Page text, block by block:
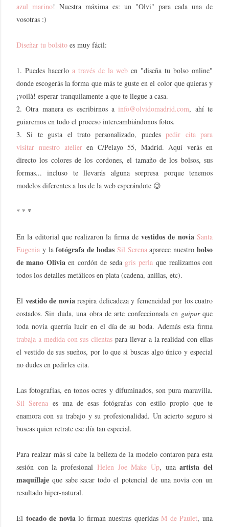
azul marino! Nuestra máxima es: un "Olvi" para cada una de
vosotras :)
Diseñar tu bolsito es muy fácil:
1. Puedes hacerlo a través de la web en "diseña tu bolso online"
donde escogerás la forma que más te guste en el color que quieras y
¡voilà! esperar tranquilamente a que te llegue a casa.
2. Otra manera es escribirnos a info@olvidomadrid.com, ahí te
guiaremos en todo el proceso intercambiándonos fotos.
3. Si te gusta el trato personalizado, puedespedir cita para
visitar nuestro atelieren C/Pelayo 55, Madrid. Aquí verás en
directo los colores de los cordones, el tamaño de los bolsos, sus
formas... incluso te llevarás alguna sorpresa porque tenemos
modelos diferentes a los de la web esperándote 😉
* * *
En la editorial que realizaron la firma devestidos de novia Santa
Eugenia y lafotógrafa de bodas Sil Serenaaparece nuestrobolso
de mano Oliviaen cordón de seda gris perlaque realizamos con
todos los detalles metálicos en plata (cadena, anillas, etc).
El vestido de noviarespira delicadeza y femeneidad por los cuatro
costados. Sin duda, una obra de arte confeccionada en guipurque
toda novia querría lucir en el día de su boda. Además esta firma
trabaja a medida con sus clientas para llevar a la realidad con ellas
el vestido de sus sueños, por lo que si buscas algo único y especial
no dudes en pedirles cita.
Las fotografías, en tonos ocres y difuminados, son pura maravilla.
Sil Serena es una de esas fotógrafas con estilo propio que te
enamora con su trabajo y su profesionalidad. Un acierto seguro si
buscas quien retrate ese día tan especial.
Para realzar más si cabe la belleza de la modelo contaron para esta
sesión con la profesional Helen Joe Make Up, unaartista del
maquillaje que sabe sacar todo el potencial de una novia con un
resultado hiper-natural.
El tocado de novialo firman nuestras queridasM de Paulet, una